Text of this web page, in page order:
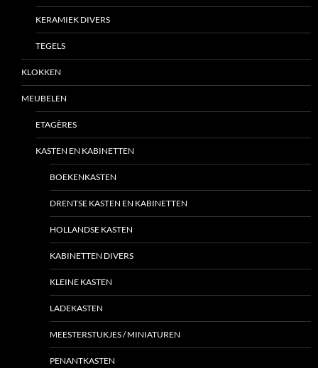
KERAMIEK DIVERS
TEGELS
KLOKKEN
MEUBELEN
ETAGÈRES
KASTEN EN KABINETTEN
BOEKENKASTEN
DRENTSE KASTEN EN KABINETTEN
HOLLANDSE KASTEN
KABINETTEN DIVERS
KLEINE KASTEN
LADEKASTEN
MEESTERSTUKJES / MINIATUREN
PENANTKASTEN